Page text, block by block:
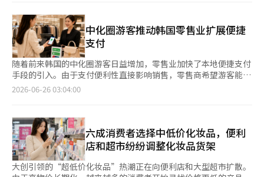
扣活动；百货店则扩大人工智能（AI）实时翻译服务和全球支付系
统，引入中国线上平台，并推出针对不同国家游客的定制促销，以
提升外籍游客的购物便利性。业内人士认为，随着外籍游客持续流
向地方，韩国零售业的竞争正从首尔进一步延伸至全国各地。
往年早的中秋节带来的旺季效应，以及由于高物价导致的仓储型商
店需求增加，和对线上线下零售企业之间公平竞争的制度改善的期
待等因素。 相反，超市的指数仅从80上升至85，仍低于基准值。
尽管对假期和节日需求的期待存在，但由于与大型超市、网上购物
和便利店之间的竞争加剧，导致新鲜食品市场面临压力。 网上购
物的展望指数为74，保持在上一季度的水平。在海外超低价平台影
响力日益增强的情况下，价格和配送竞争加剧，导致盈利能力下降
的担忧持续存在。随着夏季户外活动的增加，部分消费需求转向便
需要成功举办如‘韩国大购物节’等国家级购物盛会，并扩大流通
和消费品企业的全球共同进军。同时，结合区域均衡发展政策，建
设流通基础设施也至关重要。”
体集群这一重大产业利好，预计将抢占当地购物需求。目前，新世
界集团的房地产开发子公司新世界物业正在推进计划于2030年开
业的“光州大星场”，该项目位于光州的阿登山旅游区。这是光州
首个大型综合购物中心项目，将结合星场、酒店、度假公寓及高尔
夫球场，打造一个综合性度假区。光州新世界也在进行大规模扩展
项目。计划在2033年前投入3万亿韩元，通过“伟大的光州”项目
新建百货新馆，并在光泉客运站周边建设一栋35层、180米高的客
运站大楼及4栋42至44层的综合设施大楼，旨在将现有市中心商业
于2029年在光州北区的旧前方及日新纺织厂址开设“现代光
州”，这是现代百货自2013年退出光州后时隔16年的回归。现有
的零售店也被认为是受益者。乐天百货光州店在国内百货销售排名
中一直保持在前40名左右。然而，随着半导体集群的形成，光州的
消费人口将增加，优质商品的需求也将扩大，预计将对现有店铺的
销售产生积极影响。一位百货业界人士表示：“如果大规模半导体
反映了最新的第11次韩国标准产业分类。 生活密切相关的行业包
括餐饮业、生活服务业、零售业、休闲生活、教育设施业、医疗服
务业和公共设施等7个行业及80个细分行业。用户可以在地图上查
看包括商户数量、从业人数、开业情况、平均销售额等40多个指
标。 例如，准备开设炸鸡店时，可以比较候选地区的平均销售额
变化、开业情况、行业集中度和人口流动等，从而分析商业区。以
前需要通过实地考察或使用私人商业分析服务获取的信息，现在可
以基于公共统计数据进行确认。 根基产业统计也将以独立体系提
工艺，以及14个细分工艺和75个产业分类。通过30多个指标，如
企业数量、从业人数和开业情况，可以了解各地区的产业现状。
商业区信息、传统市场、根基技术专业企业、特色产业区、技术支
持中心等多种空间信息也将在地图上显示。还可以查看人口减少地
区以及青年、中年和老年代表者的现状，这将有助于创业选址、地
区产业分析和政策制定。 行业统计地图对预备创业者、小型企业
中化圈游客推动韩国零售业扩展便捷
支付
随着前来韩国的中化圈游客日益增加，零售业加快了本地便捷支付
手段的引入。由于支付便利性直接影响销售，零售商希望游客能够
使用他们熟悉的支付应用进行直接支付，从而提高购买转化率。据
段，以提升中化圈游客的支付便利性。尤其是随着来韩游客中台湾
游客比例的增加，越来越多的商家主动引入LINE Pay，这一支付方
式在超过一半的台湾人口中使用。新世界免税店在3月引入LINE
Pay，随后在4月七十一便利店和上个月的E-Mart 24也开始提供
LINE Pay支付服务。通过在现有的支付宝、微信支付和UnionPay
2026-06-26 03:04:00
六成消费者选择中低价化妆品，便利
店和超市纷纷调整化妆品货架
大创引领的“超低价化妆品”热潮正在向便利店和大型超市扩散。